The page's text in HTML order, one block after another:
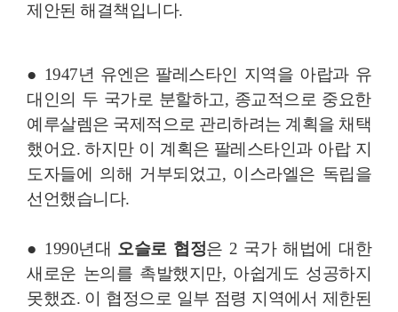
제안된 해결책입니다.
● 1947년 유엔은 팔레스타인 지역을 아랍과 유
대인의 두 국가로 분할하고, 종교적으로 중요한
예루살렘은 국제적으로 관리하려는 계획을 채택
했어요. 하지만 이 계획은 팔레스타인과 아랍 지
도자들에 의해 거부되었고, 이스라엘은 독립을
선언했습니다.
● 1990년대 오슬로 협정은 2 국가 해법에 대한
새로운 논의를 촉발했지만, 아쉽게도 성공하지
못했죠. 이 협정으로 일부 점령 지역에서 제한된